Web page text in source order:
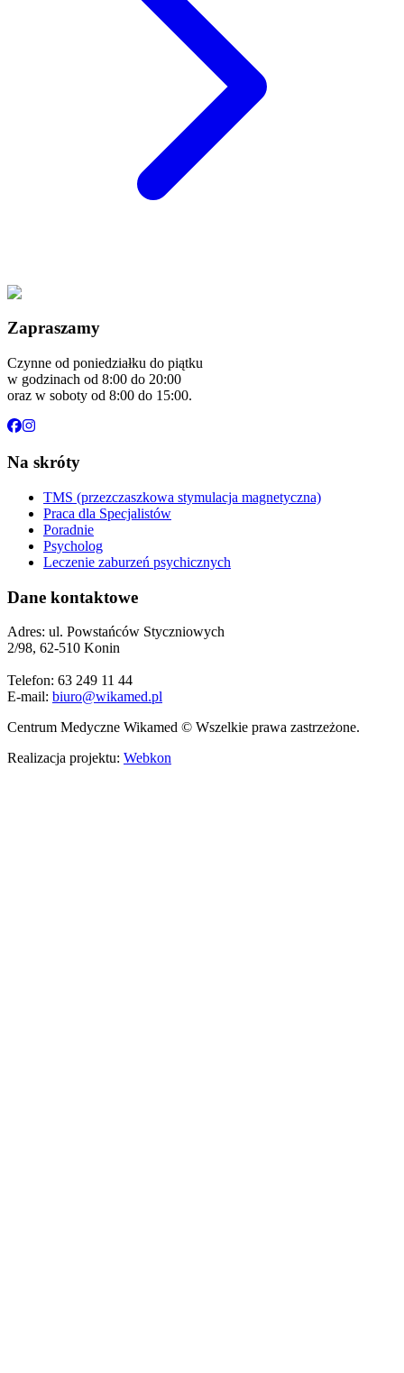
Zapraszamy
Czynne od poniedziałku do piątku
w godzinach od 8:00 do 20:00
oraz w soboty od 8:00 do 15:00.
Na skróty
TMS (przezczaszkowa stymulacja magnetyczna)
Praca dla Specjalistów
Poradnie
Psycholog
Leczenie zaburzeń psychicznych
Dane kontaktowe
Adres: ul. Powstańców Styczniowych
2/98, 62-510 Konin
Telefon: 63 249 11 44
E-mail: biuro@wikamed.pl
Centrum Medyczne Wikamed © Wszelkie prawa zastrzeżone.
Realizacja projektu: Webkon